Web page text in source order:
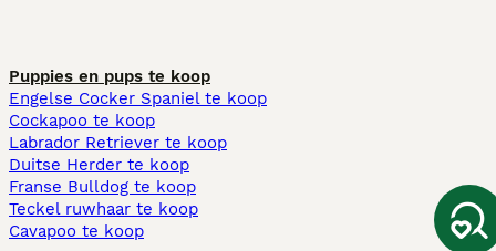
Puppies en pups te koop
Engelse Cocker Spaniel te koop
Cockapoo te koop
Labrador Retriever te koop
Duitse Herder te koop
Franse Bulldog te koop
Teckel ruwhaar te koop
Cavapoo te koop